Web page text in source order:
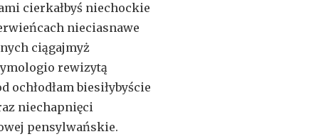
cierkałbyś niechockie
nieciasnawe
ciągajmyż
rewizytą
biesiłybyście
niechapnięci
pensylwańskie.